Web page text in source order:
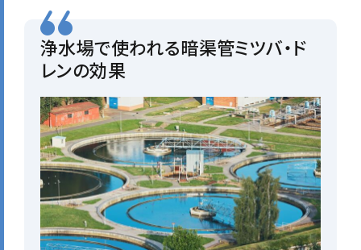
浄水場で使われる暗渠管ミツバ・ド
レンの効果